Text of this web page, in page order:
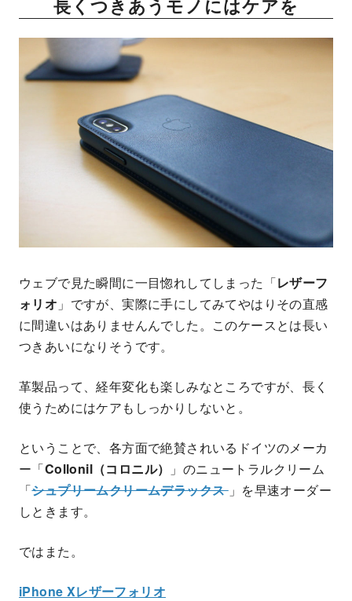
長くつきあうモノにはケアを
ウェブで見た瞬間に一目惚れしてしまった「レザーフ
ォリオ 」ですが、実際に手にしてみてやはりその直感
に間違いはありませんんでした。このケースとは長い
つきあいになりそうです。
革製品って、経年変化も楽しみなところですが、長く
使うためにはケアもしっかりしないと。
ということで、各方面で絶賛されいるドイツのメーカ
ー「Collonil（コロニル）
」のニュートラルクリーム
「シュプリームクリームデラックス」を早速オーダー
しときます。
ではまた。
iPhone Xレザーフォリオ